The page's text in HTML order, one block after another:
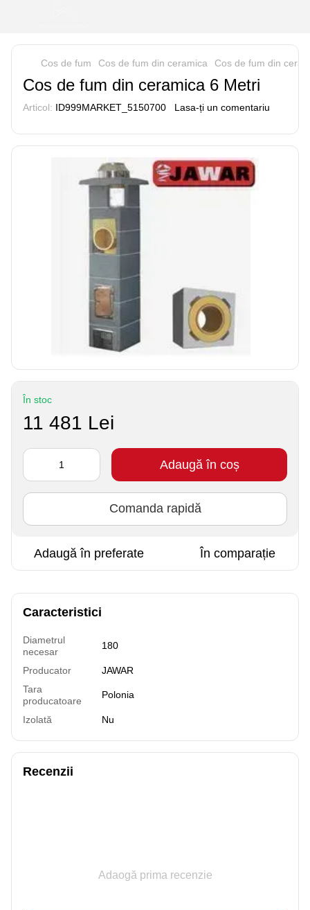
Cos de fum Cos de fum din ceramica Cos de fum din
Cos de fum din ceramica 6 Metri
Articol: ID999MARKET_5150700 Lasa-ți un comentariu
În stoc
11 481 Lei
Adaugă în coș
Comanda rapidă
Adaugă în preferate În comparație
Caracteristici
Diametrul
necesar
180
Producator
JAWAR
Tara
producatoare
Polonia
Izolată Nu
Recenzii
Adaogă prima recenzie